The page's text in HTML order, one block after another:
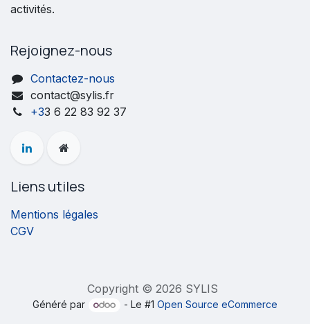
activités.
Rejoignez-nous
Contactez-nous
contact@sylis.fr
+33 6 22 83 92 37
Liens utiles
Mentions légales
CGV
Copyright © 2026 SYLIS
Généré par - Le #1Open Source eCommerce